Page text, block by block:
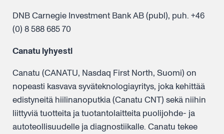
DNB Carnegie Investment Bank AB (publ), puh. +46
(0) 8 588 685 70
Canatu lyhyesti
Canatu (CANATU, Nasdaq First North, Suomi) on
nopeasti kasvava syväteknologiayritys, joka kehittää
edistyneitä hiilinanoputkia (Canatu CNT) sekä niihin
liittyviä tuotteita ja tuotantolaitteita puolijohde- ja
autoteollisuudelle ja diagnostiikalle. Canatu tekee